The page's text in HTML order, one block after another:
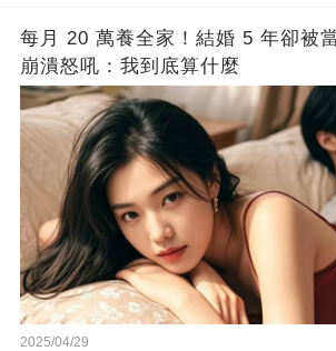
每月 20 萬養全家！結婚 5 年卻被
崩潰怒吼：我到底算什麼
2025/04/29